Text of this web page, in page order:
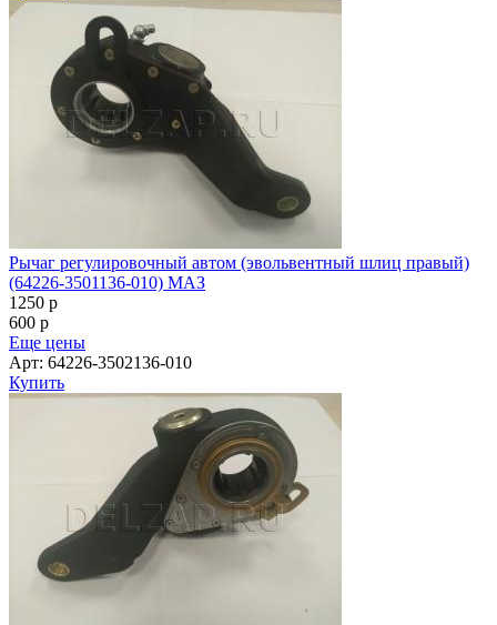
Рычаг регулировочный автом (эвольвентный шлиц правый)
(64226-3501136-010) МАЗ
1250 p
600 p
Еще цены
Арт: 64226-3502136-010
Купить